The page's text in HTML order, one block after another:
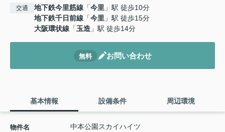
交通 地下鉄今里筋線 「今里 」駅 徒歩10分
地下鉄千日前線 「今里 」駅 徒歩15分
大阪環状線 「玉造 」駅 徒歩14分
無料 お問い合わせ
基本情報 設備条件 周辺環境
物件名 中本公園スカイハイツ